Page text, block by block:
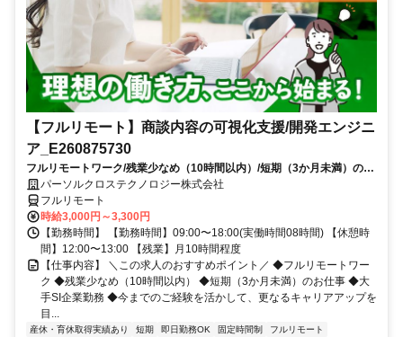
【フルリモート】商談内容の可視化支援/開発エンジニ
ア_E260875730
フルリモートワーク/残業少なめ（10時間以内）/短期（3か月未満）のお
仕事/大手SI企業勤務/今までのご経験を活かして、更なるキャリアアップ
を目指せます
パーソルクロステクノロジー株式会社
フルリモート
時給3,000円～3,300円
【勤務時間】 【勤務時間】09:00〜18:00(実働時間08時間) 【休憩時
間】12:00〜13:00 【残業】月10時間程度
【仕事内容】 ＼この求人のおすすめポイント／ ◆フルリモートワー
ク ◆残業少なめ（10時間以内） ◆短期（3か月未満）のお仕事 ◆大
手SI企業勤務 ◆今までのご経験を活かして、更なるキャリアアップを
目...
産休・育休取得実績あり 短期 即日勤務OK 固定時間制
フルリモート